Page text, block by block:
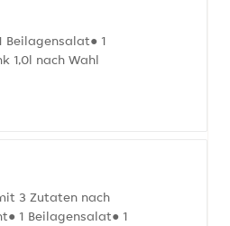
Beilagensalat● 1
1,0l nach Wahl
3 Zutaten nach
1 Beilagensalat● 1